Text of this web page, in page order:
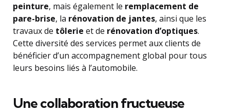
peinture, mais également le remplacement de
pare-brise, la rénovation de jantes, ainsi que les
travaux de tôlerie et de rénovation d’optiques.
Cette diversité des services permet aux clients de
bénéficier d’un accompagnement global pour tous
leurs besoins liés à l’automobile.
Une collaboration fructueuse